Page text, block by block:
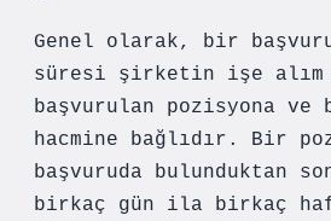
Genel olarak, bir
süresi şirketin işe alım
başvurulan pozisyona ve
hacmine bağlıdır. Bir
başvuruda bulunduktan
birkaç gün ila birkaç